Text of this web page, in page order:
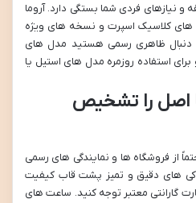
نیازهای فردی شما بستگی دارد. آروما
های کلاسیک اسپرت و نسخه های ویژه
دنبال ظاهری رسمی هستید مدل های
استفاده روزمره مدل های استیل یا
اصل را تشخیص
از فروشگاه ها و نمایندگی های رسمی
های دقیق و تمیز پشت قاب کیفیت
گارانتی معتبر توجه کنید. ساعت های